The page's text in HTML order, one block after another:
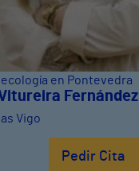
en Pontevedra
Fernández
Vigo
Pedir Cita